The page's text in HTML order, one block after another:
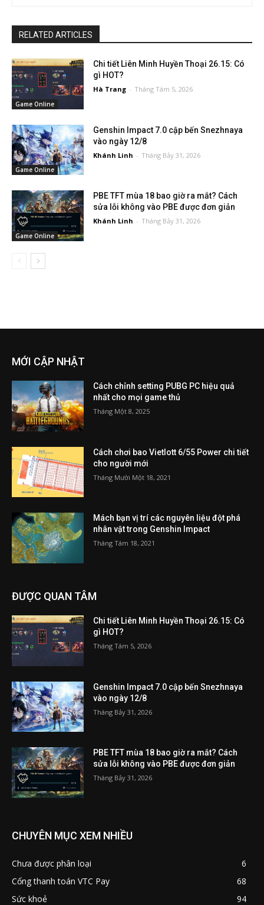
RELATED ARTICLES
Game Online
Chi tiết Liên Minh Huyền Thoại 26.15: Có
gì HOT?
Hà Trang - Tháng Tám 5, 2026
Game Online
Genshin Impact 7.0 cập bến Snezhnaya
vào ngày 12/8
Khánh Linh - Tháng Bảy 31, 2026
Game Online
PBE TFT mùa 18 bao giờ ra mắt? Cách
sửa lỗi không vào PBE được đơn giản
Khánh Linh - Tháng Bảy 31, 2026
MỚI CẬP NHẬT
Cách chỉnh setting PUBG PC hiệu quả
nhất cho mọi game thủ
Tháng Một 8, 2025
Cách chơi bao Vietlott 6/55 Power chi tiết
cho người mới
Tháng Mười Một 18, 2021
Mách bạn vị trí các nguyên liệu đột phá
nhân vật trong Genshin Impact
Tháng Tám 18, 2021
ĐƯỢC QUAN TÂM
Chi tiết Liên Minh Huyền Thoại 26.15: Có
gì HOT?
Tháng Tám 5, 2026
Genshin Impact 7.0 cập bến Snezhnaya
vào ngày 12/8
Tháng Bảy 31, 2026
PBE TFT mùa 18 bao giờ ra mắt? Cách
sửa lỗi không vào PBE được đơn giản
Tháng Bảy 31, 2026
CHUYÊN MỤC XEM NHIỀU
Chưa được phân loại
6
Cổng thanh toán VTC Pay
68
Sức khoẻ
94